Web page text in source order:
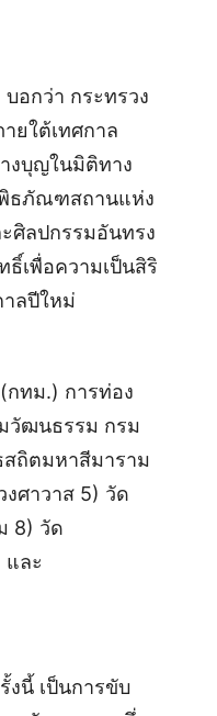
อกว่า กระทรวง
ยใต้เทศกาล
งบุญในมิติทาง
พิธภัณฑสถานแห่ง
ศิลปกรรมอันทรง
เพื่อความเป็นสิริ
ลปีใหม่
ทม.) การท่อง
วัฒนธรรม กรม
สถิตมหาสีมาราม
ศาวาส 5) วัด
8) วัด
และ
นี้ เป็นการขับ